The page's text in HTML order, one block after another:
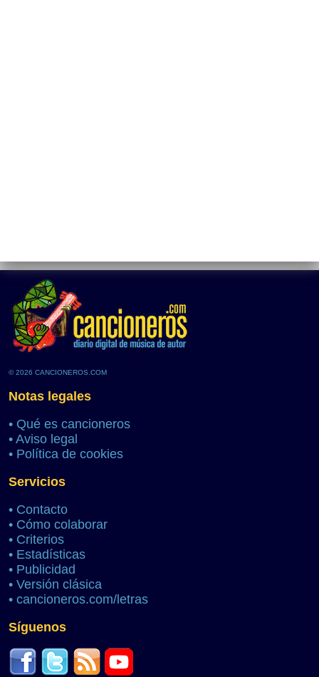
© 2026 CANCIONEROS.COM
Notas legales
• Qué es cancioneros
• Aviso legal
• Política de cookies
Servicios
• Contacto
• Cómo colaborar
• Criterios
• Estadísticas
• Publicidad
• Versión clásica
• cancioneros.com/letras
Síguenos